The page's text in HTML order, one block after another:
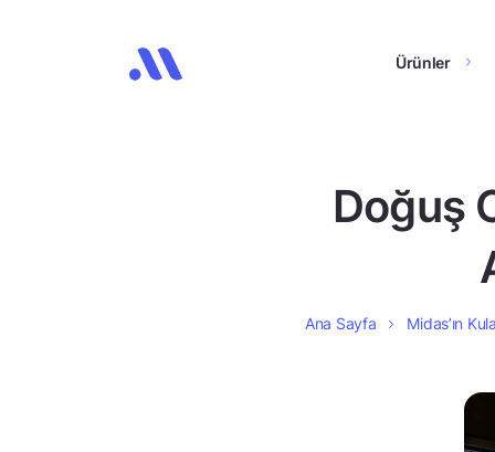
Ürünler
Doğuş
Ana Sayfa Midas’ın